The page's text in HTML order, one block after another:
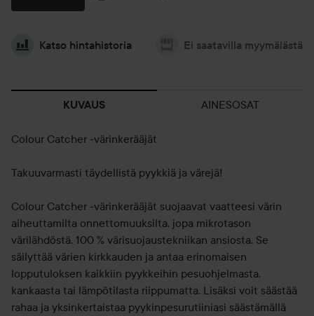
Katso hintahistoria Ei saatavilla myymälästä
KUVAUS AINESOSAT
Colour Catcher -värinkerääjät
Takuuvarmasti täydellistä pyykkiä ja värejä!
Colour Catcher -värinkerääjät suojaavat vaatteesi värin
aiheuttamilta onnettomuuksilta, jopa mikrotason
värilähdöstä, 100 % värisuojaustekniikan ansiosta. Se
säilyttää värien kirkkauden ja antaa erinomaisen
lopputuloksen kaikkiin pyykkeihin pesuohjelmasta,
kankaasta tai lämpötilasta riippumatta. Lisäksi voit säästää
rahaa ja yksinkertaistaa pyykinpesurutiiniasi säästämällä